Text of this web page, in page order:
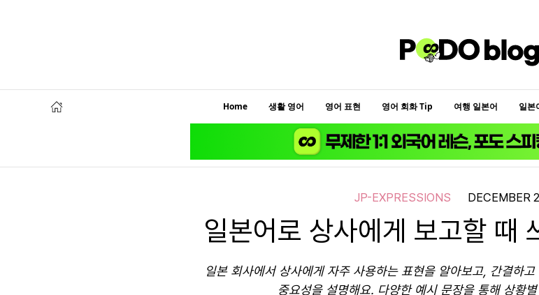
Home 생활 영어 영어 표현 영어 회화 Tip 여행 일본어 일본
JP-EXPRESSIONS DECEMBER
일본어로 상사에게 보고할 때
일본 회사에서 상사에게 자주 사용하는 표현을 알아보고, 간결하
중요성을 설명해요. 다양한 예시 문장을 통해 상황